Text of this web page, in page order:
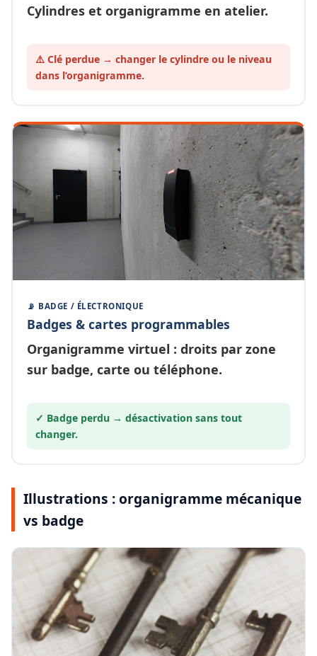
Cylindres et organigramme en atelier.
⚠️ Clé perdue → changer le cylindre ou le niveau
dans l’organigramme.
📡 BADGE / ÉLECTRONIQUE
Badges & cartes programmables
Organigramme virtuel : droits par zone
sur badge, carte ou téléphone.
✓ Badge perdu → désactivation sans tout
changer.
Illustrations : organigramme mécanique
vs badge